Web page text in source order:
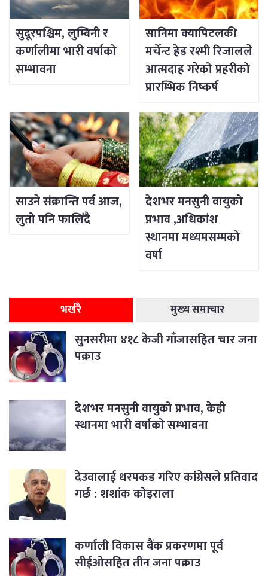
सुदूरपश्चिम, लुम्बिनी र
कर्णालीमा भारी वर्षाको
सम्भावना
सानिमा क्यापिटलकी
मर्चेन्ट हेड रश्मी रिजालले
आत्मदाह गरेको प्रहरीको
प्रारम्भिक निष्कर्ष
साउने संक्रान्ति पर्व आज,
लुतो पनि फालिँदै
देशभर मनसुनी वायुको
प्रभाव ,अधिकांश
स्थानमा मध्यमसम्मको
वर्षा
भर्खरै मुख्य समाचार
सुनसरीमा ४१८ केजी गाँजासहित चार जना
पक्राउ
देशभर मनसुनी वायुको प्रभाव, केही
स्थानमा भारी वर्षाको सम्भावना
देउवालाई धरपकड गरिए कांग्रेसले प्रतिवाद
गर्छ : शशांक कोइराला
कर्णाली विकास बैंक प्रकरणमा पूर्व
सीईओसहित तीन जना पक्राउ